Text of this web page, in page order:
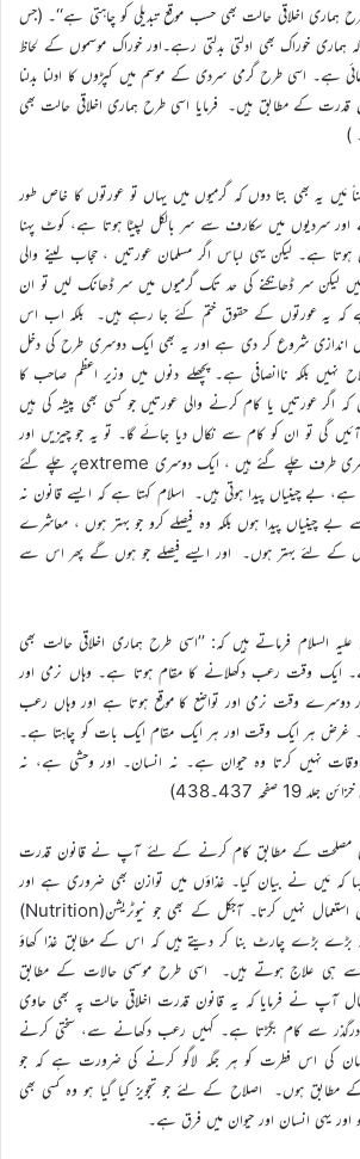
اخلاقی حالت بھی حسب موقع تبدیلی کو چاہتی ہے‘‘۔ (جس
خوراک بھی ادلتی بدلتی رہے۔اور خوراک موسموں کے لحاظ
ہے۔ اسی طرح گرمی سردی کے موسم میں کپڑوں کا ادلنا بدلنا
کے مطابق ہیں۔ فرمایا اسی طرح ہماری اخلاقی حالت بھی
)
یہ بھی بتا دوں کہ گرمیوں میں یہاں تو عورتوں کا خاص طور
اور سردیوں میں سکارف سے سر بالکل لپیٹا ہوتا ہے، کوٹ پہنا
ہے۔ لیکن یہی لباس اگر مسلمان عورتیں ، حجاب لینے والی
لیکن سر ڈھانکنے کی حد تک گرمیوں میں سر ڈھانک لیں تو ان
یہ عورتوں کے حقوق ختم کئے جا رہے ہیں۔ بلکہ اب اس
شروع کر دی ہے اور یہ بھی ایک دوسری طرح کی دخل
بلکہ ناانصافی ہے۔ پچھلے دنوں میں وزیر اعظم صاحب کا
اگر عورتیں یا کام کرنے والی عورتیں جو کسی بھی پیشہ کی ہیں
گی تو ان کو کام سے نکال دیا جائے گا۔ تو یہ جو چیزیں اور
دنیاوی قانون ہیں یہ ایک دوسری طرف چلے گئے ہیں ، ایک دوسری extremeپر چلے گئے
بے چینیاں پیدا ہوتی ہیں۔ اسلام کہتا ہے کہ ایسے قانون نہ
بے چینیاں پیدا ہوں بلکہ وہ فیصلے کرو جو بہتر ہوں ، معاشرے
لئے بہتر ہوں۔ اور ایسے فیصلے جو ہوں گے پھر اس سے
السلام فرماتے ہیں کہ: ’’اسی طرح ہماری اخلاقی حالت بھی
ایک وقت رعب دکھلانے کا مقام ہوتا ہے۔ وہاں نرمی اور
دوسرے وقت نرمی اور تواضع کا موقع ہوتا ہے اور وہاں رعب
ہے۔ غرض ہر ایک وقت اور ہر ایک مقام ایک بات کو چاہتا ہے۔
نہیں کرتا وہ حیوان ہے۔ نہ انسان۔ اور وحشی ہے، نہ
437۔438)
کی مصلحت کے مطابق کام کرنے کے لئے آپ نے قانون قدرت
مَیں نے بیان کیا۔ غذاؤں میں توازن بھی ضروری ہے اور
ایک ہی قسم کی غذائیں انسان استعمال نہیں کرتا۔ آجکل کے بھی جو نیوٹریشن(Nutrition)
بڑے بڑے چارٹ بنا کر دیتے ہیں کہ اس کے مطابق غذا کھاؤ
ہی علاج ہوتے ہیں۔ اسی طرح موسمی حالات کے مطابق
آپ نے فرمایا کہ یہ قانون قدرت اخلاقی حالت پہ بھی حاوی
درگذر سے کام بگڑتا ہے۔ کہیں رعب دکھانے سے، سختی کرنے
کی اس فطرت کو ہر جگہ لاگو کرنے کی ضرورت ہے کہ جو
مطابق ہوں۔ اصلاح کے لئے جو تجویز کیا گیا ہو وہ کسی بھی
یہی انسان اور حیوان میں فرق ہے۔